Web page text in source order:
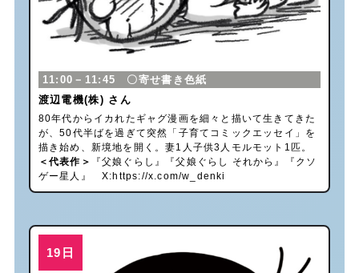
11:00－11:45 〇寄せ書き色紙
渡辺電機(株) さん
80年代からイカれたギャグ漫画を細々と描いて生きてきた
が、50代半ばを過ぎて突然「子育てコミックエッセイ」を
描き始め、新境地を開く。妻1人子供3人モルモット1匹。
＜代表作＞
『父娘ぐらし』『父娘ぐらし それから』『クソ
ゲー星人』 X:https://x.com/w_denki